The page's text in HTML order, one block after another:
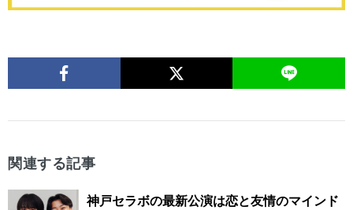
関連する記事
神戸セラボの最新公演は恋と友情のマインド